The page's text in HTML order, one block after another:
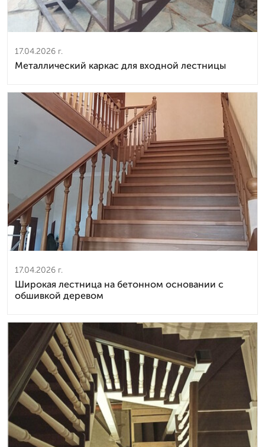
17.04.2026 г.
Металлический каркас для входной лестницы
17.04.2026 г.
Широкая лестница на бетонном основании с
обшивкой деревом